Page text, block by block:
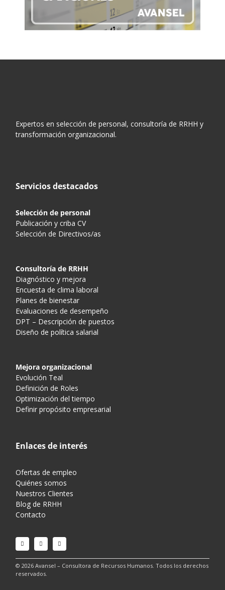
Expertos en selección de personal, consultoría de RRHH y
transformación organizacional.
Servicios destacados
Selección de personal
Publicación y criba CV
Selección de Directivos/as
Consultoría de RRHH
Diagnóstico y mejora
Encuesta de clima laboral
Planes de bienestar
Evaluaciones de desempeño
DPT – Descripción de puestos
Diseño de política salarial
Mejora organizacional
Evolución Teal
Definición de Roles
Optimización del tiempo
Definir propósito empresarial
Enlaces de interés
Ofertas de empleo
Quiénes somos
Nuestros Clientes
Blog de RRHH
Contacto
© 2026 Avansel – Consultora de Recursos Humanos. Todos los derechos
reservados.